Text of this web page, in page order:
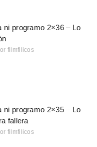
ni programo 2×36 – Lo
filmfilicos
ni programo 2×35 – Lo
fallera
filmfilicos